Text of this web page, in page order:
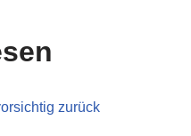
zurück